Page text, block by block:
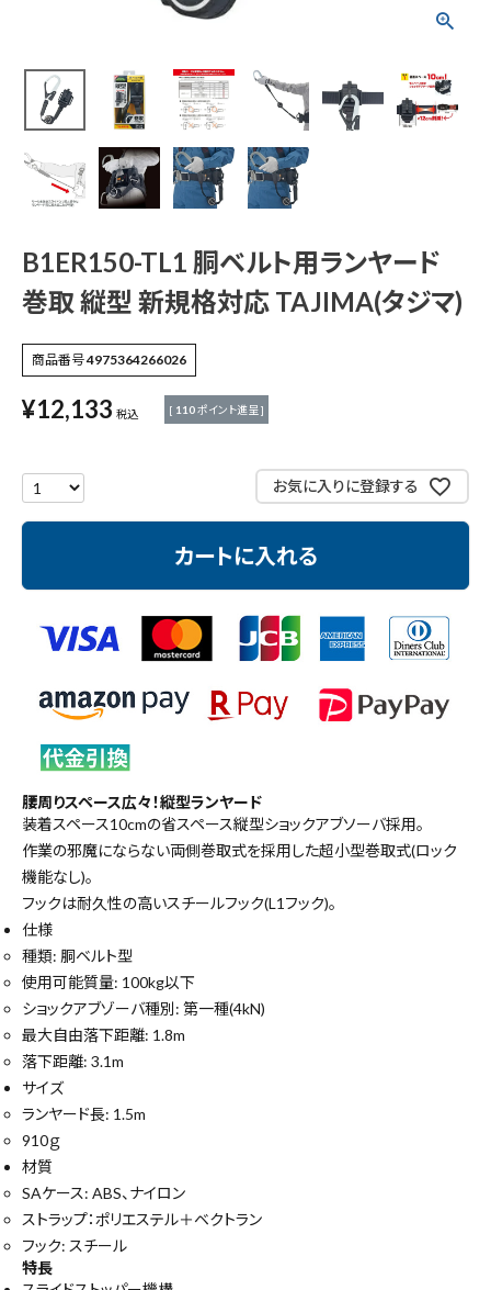
エアー工具・機械工具
先端工具
作業工具・大工道具
測定工具・筆記具
収納・腰袋・ワーク用品
現場安全・運搬
コンテンツ
ガイドライン
B1ER150-TL1 胴ベルト用ランヤード
巻取 縦型 新規格対応 TAJIMA(タジマ)
商品番号4975364266026
¥12,133 税込 [ 110ポイント進呈 ]
お気に入りに登録する
カートに入れる
腰周りスペース広々！縦型ランヤード
装着スペース10cmの省スペース縦型ショックアブソーバ採用。
作業の邪魔にならない両側巻取式を採用した超小型巻取式(ロック
機能なし)。
フックは耐久性の高いスチールフック(L1フック)。
仕様
種類: 胴ベルト型
使用可能質量: 100kg以下
ショックアブゾーバ種別: 第一種(4kN)
最大自由落下距離: 1.8m
落下距離: 3.1m
サイズ
ランヤード長: 1.5m
910ｇ
材質
SAケース: ABS、ナイロン
ストラップ：ポリエステル＋ベクトラン
フック: スチール
特長